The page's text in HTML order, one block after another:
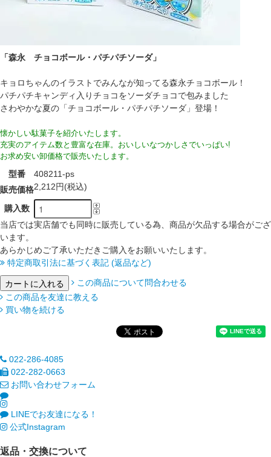
「森永 チョコボール・パチパチソーダ」
キョロちゃんのイラストでみんなが知ってる森永チョコボール！
パチパチキャンディ入りチョコをソーダチョコで包みました
さわやかな夏の「チョコボール・パチパチソーダ」登場！
懐かしい駄菓子を紹介いたします。
充実のアイテム数と豊富な在庫。おいしいなつかしさでいっぱい!
お求め安い卸価格で販売いたします。
型番
408211-ps
販売価格2,212円(税込)
購入数
当店では実店舗でも同時に販売している為、商品が欠品する場合がござ
います。
あらかじめご了承いただきご購入をお願いいたします。
特定商取引法に基づく表記 (返品など)
この商品について問合わせる
この商品を友達に教える
買い物を続ける
022-286-4085
022-282-0663
お問い合わせフォーム
LINEでお友達になる！
公式Instagram
返品・交換について